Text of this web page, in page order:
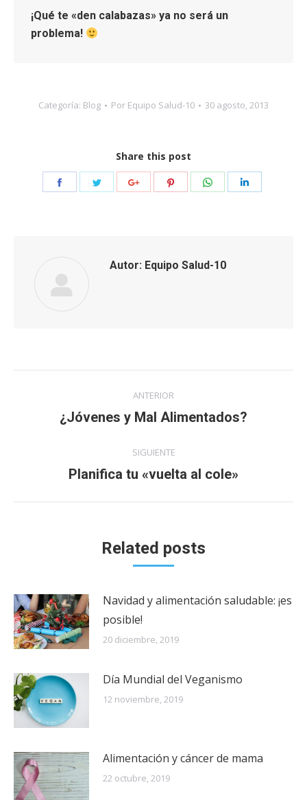
¡Qué te «den calabazas» ya no será un
problema!
Categoría: Blog Por Equipo Salud-10 30 agosto, 2013
Share this post
Share
Share Share
Share
Share
Autor: Equipo Salud-10
entre
ANTERIOR
Publicación
¿Jóvenes y Mal Alimentados?
SIGUIENTE
Publicación
Planifica tu «vuelta al cole»
Related posts
Navidad y alimentación saludable: ¡es
posible!
20 diciembre, 2019
Día Mundial del Veganismo
12 noviembre, 2019
Alimentación y cáncer de mama
22 octubre, 2019